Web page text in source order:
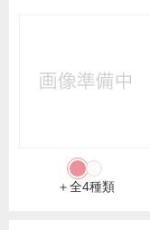
＋全4種類